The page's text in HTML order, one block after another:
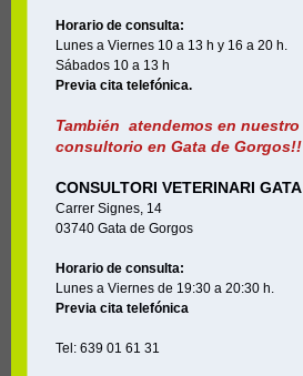
Horario de consulta:
Lunes a Viernes 10 a 13 h y 16 a 20 h.
Sábados 10 a 13 h
Previa cita telefónica.
También atendemos en nuestro
consultorio en Gata de Gorgos!!
CONSULTORI VETERINARI GATA
Carrer Signes, 14
03740 Gata de Gorgos
Horario de consulta:
Lunes a Viernes de 19:30 a 20:30 h.
Previa cita telefónica
Tel: 639 01 61 31